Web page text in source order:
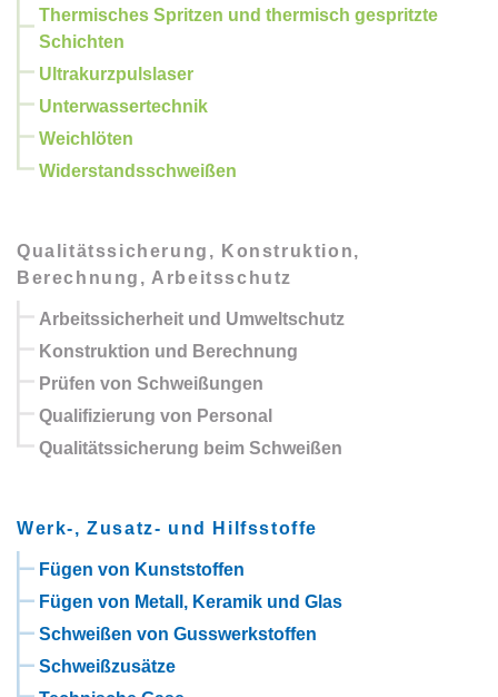
Thermisches Spritzen und thermisch gespritzte
Schichten
Ultrakurzpulslaser
Unterwassertechnik
Weichlöten
Widerstandsschweißen
Qualitätssicherung, Konstruktion,
Berechnung, Arbeitsschutz
Arbeitssicherheit und Umweltschutz
Konstruktion und Berechnung
Prüfen von Schweißungen
Qualifizierung von Personal
Qualitätssicherung beim Schweißen
Werk-, Zusatz- und Hilfsstoffe
Fügen von Kunststoffen
Fügen von Metall, Keramik und Glas
Schweißen von Gusswerkstoffen
Schweißzusätze